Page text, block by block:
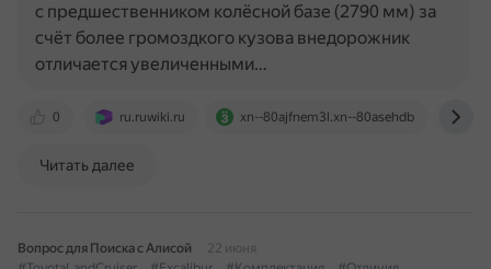
0 ru.ruwiki.ru xn--80ajfnem3l.xn--80asehdb
с предшественником колёсной базе (2790 мм) за
счёт более громоздкого кузова внедорожник
отличается увеличенными…
Читать далее
Вопрос для Поиска с Алисой
22 июня